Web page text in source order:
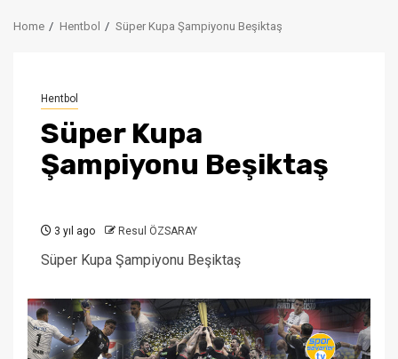
Home Hentbol Süper Kupa Şampiyonu Beşiktaş
Hentbol
Süper Kupa
Şampiyonu Beşiktaş
3 yıl ago Resul ÖZSARAY
Süper Kupa Şampiyonu Beşiktaş